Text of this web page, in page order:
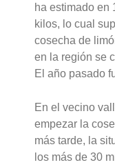
ha estimado en
kilos, lo cual
cosecha de
en la región se
El año pasado
En el vecino
empezar la
más tarde, la
los más de 30